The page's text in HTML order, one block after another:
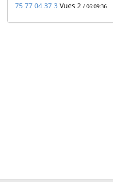
75 77 04 37 3 Vues 2 / 06:09:36